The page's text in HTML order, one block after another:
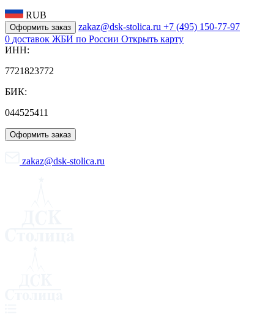
RUB
Оформить заказ zakaz@dsk-stolica.ru +7 (495) 150-77-97
0 доставок ЖБИ по России Открыть карту
ИНН:
7721823772
БИК:
044525411
Оформить заказ
zakaz@dsk-stolica.ru